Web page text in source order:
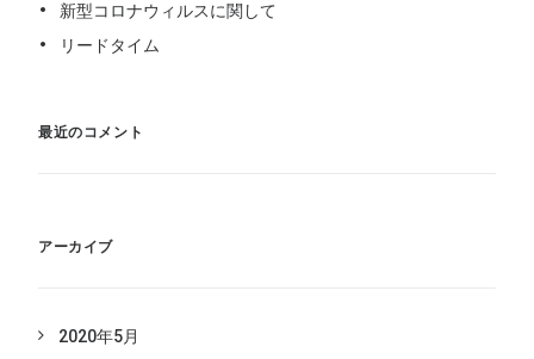
新型コロナウィルスに関して
リードタイム
最近のコメント
アーカイブ
2020年5月